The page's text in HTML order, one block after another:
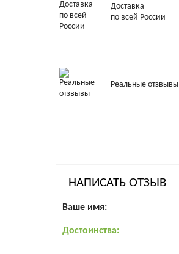
Доставка
по всей России
Реальные отзвывы
НАПИСАТЬ ОТЗЫВ
Ваше имя:
Достоинства: